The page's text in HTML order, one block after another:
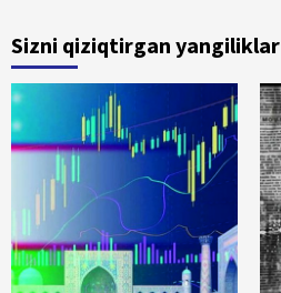
Sizni qiziqtirgan yangiliklar